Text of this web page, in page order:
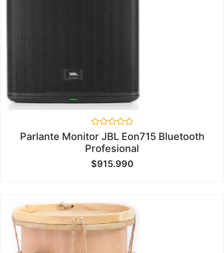
Valorado
en
0
de
5
Parlante Monitor JBL Eon715 Bluetooth
Profesional
$915.990